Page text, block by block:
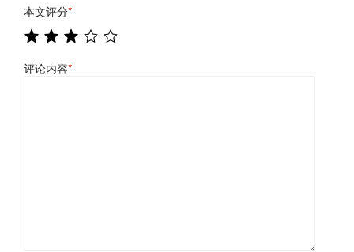
本文评分*
评论内容*